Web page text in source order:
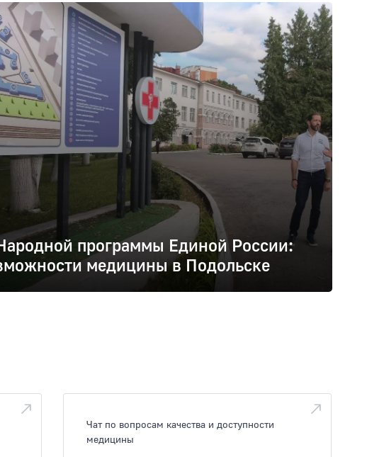
программы Единой России:
медицины в Подольске
Чат по вопросам качества и доступности
медицины